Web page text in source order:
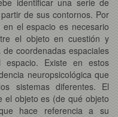
de sus contornos. Por
el espacio es necesario
el objeto en cuestión y
coordenadas espaciales
Existe en estos
neuropsicológica que
sistemas diferentes. El
el objeto es (de qué objeto
hace referencia a su